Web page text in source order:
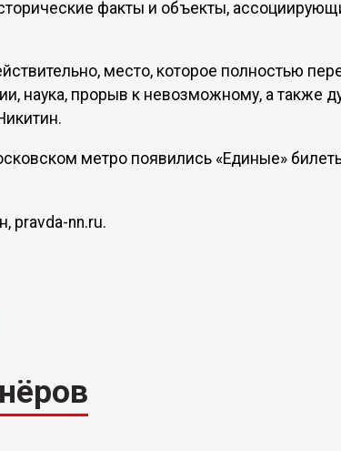
факты и объекты,
место, которое полностью
наука, прорыв к невозможному, а также
метро появились «Единые»
pravda-nn.ru.